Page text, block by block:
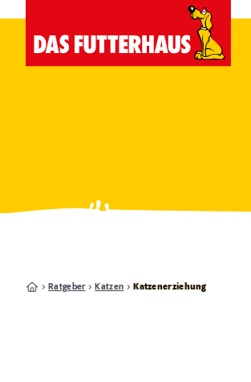
Ratgeber Katzen Katzenerziehung